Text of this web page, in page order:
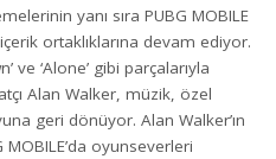
yanı sıra PUBG MOBILE
ortaklıklarına devam ediyor.
ve ‘Alone’ gibi parçalarıyla
Alan Walker, müzik, özel
geri dönüyor. Alan Walker’ın
MOBILE’da oyunseverleri